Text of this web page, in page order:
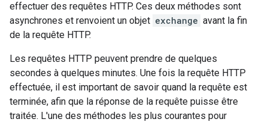
effectuer des requêtes HTTP. Ces deux méthodes sont
asynchrones et renvoient un objet exchange avant la fin
de la requête HTTP.
Les requêtes HTTP peuvent prendre de quelques
secondes à quelques minutes. Une fois la requête HTTP
effectuée, il est important de savoir quand la requête est
terminée, afin que la réponse de la requête puisse être
traitée. L'une des méthodes les plus courantes pour